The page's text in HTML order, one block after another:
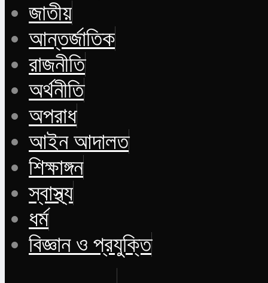
জাতীয়
আন্তর্জাতিক
রাজনীতি
অর্থনীতি
অপরাধ
আইন আদালত
শিক্ষাঙ্গন
স্বাস্থ্য
ধর্ম
বিজ্ঞান ও প্রযুক্তি